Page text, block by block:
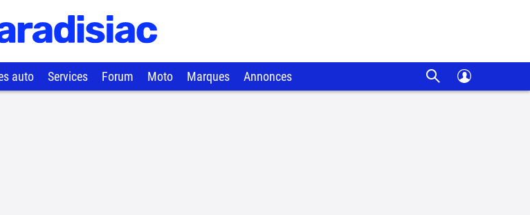
auto Services Forum Moto Marques Annonces